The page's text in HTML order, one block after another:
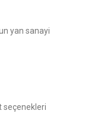
yan sanayi
seçenekleri